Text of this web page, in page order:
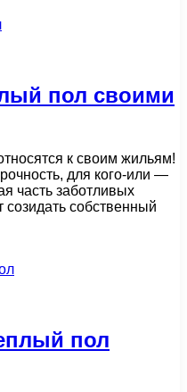
пол своими
к своим жильям!
для кого-или —
часть заботливых
созидать собственный
пол